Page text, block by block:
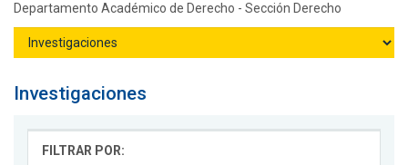
Departamento Académico de Derecho - Sección Derecho
Investigaciones
FILTRAR POR: